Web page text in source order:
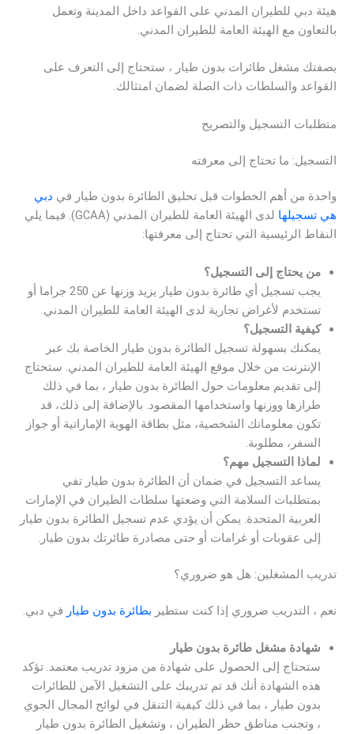
هيئة دبي للطيران المدني على القواعد داخل المدينة وتعمل
بالتعاون مع الهيئة العامة للطيران المدني.
بصفتك مشغل طائرات بدون طيار ، ستحتاج إلى التعرف على
القواعد والسلطات ذات الصلة لضمان امتثالك.
متطلبات التسجيل والتصريح
التسجيل: ما تحتاج إلى معرفته
واحدة من أهم الخطوات قبل تحليق الطائرة بدون طيار في دبي
هي تسجيلها
لدى الهيئة العامة للطيران المدني (GCAA). فيما يلي
النقاط الرئيسية التي تحتاج إلى معرفتها:
من يحتاج إلى التسجيل؟
يجب تسجيل أي طائرة بدون طيار يزيد وزنها عن 250 جراما أو
تستخدم لأغراض تجارية لدى الهيئة العامة للطيران المدني.
كيفية التسجيل؟
يمكنك بسهولة تسجيل الطائرة بدون طيار الخاصة بك عبر
الإنترنت من خلال موقع الهيئة العامة للطيران المدني. ستحتاج
إلى تقديم معلومات حول الطائرة بدون طيار ، بما في ذلك
طرازها ووزنها واستخدامها المقصود. بالإضافة إلى ذلك، قد
تكون معلوماتك الشخصية، مثل بطاقة الهوية الإماراتية أو جواز
السفر، مطلوبة.
لماذا التسجيل مهم؟
يساعد التسجيل في ضمان أن الطائرة بدون طيار تفي
بمتطلبات السلامة التي وضعتها سلطات الطيران في الإمارات
العربية المتحدة. يمكن أن يؤدي عدم تسجيل الطائرة بدون طيار
إلى عقوبات أو غرامات أو حتى مصادرة طائرتك بدون طيار.
تدريب المشغلين: هل هو ضروري؟
نعم ، التدريب ضروري إذا كنت ستطير بطائرة بدون طيار في دبي.
شهادة مشغل طائرة بدون طيار
ستحتاج إلى الحصول على شهادة من مزود تدريب معتمد. تؤكد
هذه الشهادة أنك قد تم تدريبك على التشغيل الآمن للطائرات
بدون طيار ، بما في ذلك كيفية التنقل في لوائح المجال الجوي
، وتجنب مناطق حظر الطيران ، وتشغيل الطائرة بدون طيار